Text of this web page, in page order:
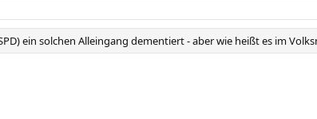
ein solchen Alleingang dementiert - aber wie heißt es im